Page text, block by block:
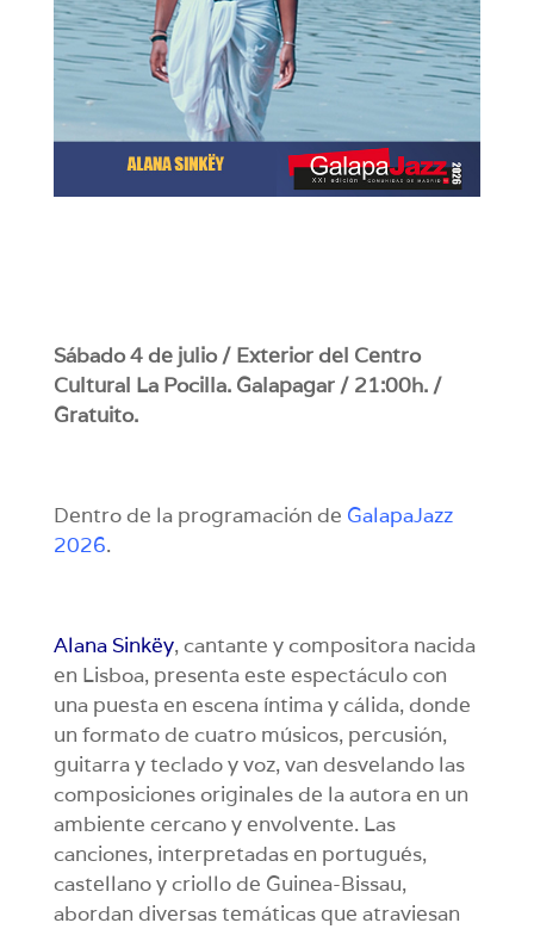
Sábado 4 de julio / Exterior del Centro
Cultural La Pocilla. Galapagar / 21:00h. /
Gratuito.
Dentro de la programación de GalapaJazz
2026.
Alana Sinkëy, cantante y compositora nacida
en Lisboa, presenta este espectáculo con
una puesta en escena íntima y cálida, donde
un formato de cuatro músicos, percusión,
guitarra y teclado y voz, van desvelando las
composiciones originales de la autora en un
ambiente cercano y envolvente. Las
canciones, interpretadas en portugués,
castellano y criollo de Guinea-Bissau,
abordan diversas temáticas que atraviesan